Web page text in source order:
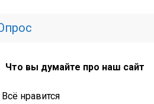
Что вы думайте про наш сайт
Всё нравится